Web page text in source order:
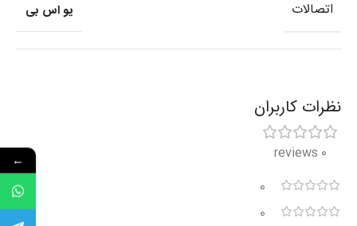
اتصالات یو اس بی
نظرات کاربران
0 reviews
0
0
←